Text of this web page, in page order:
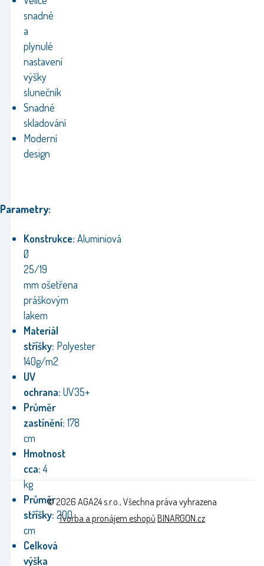
snadné
a
plynulé
nastavení
výšky
slunečník
Snadné
skladování
Moderní
design
Parametry:
Konstrukce: Aluminiová
Ø
25/19
mm ošetřena
práškovým
lakem
Materiál
stříšky: Polyester
140g/m2
UV
ochrana: UV35+
Průměr
zastínění: 178
cm
Hmotnost
cca:4
kg
Průměr
stříšky: 200
cm
Celková
výška
© 2026 AGA24 s.r.o., Všechna práva vyhrazena
Tvorba a pronájem eshopů BINARGON.cz